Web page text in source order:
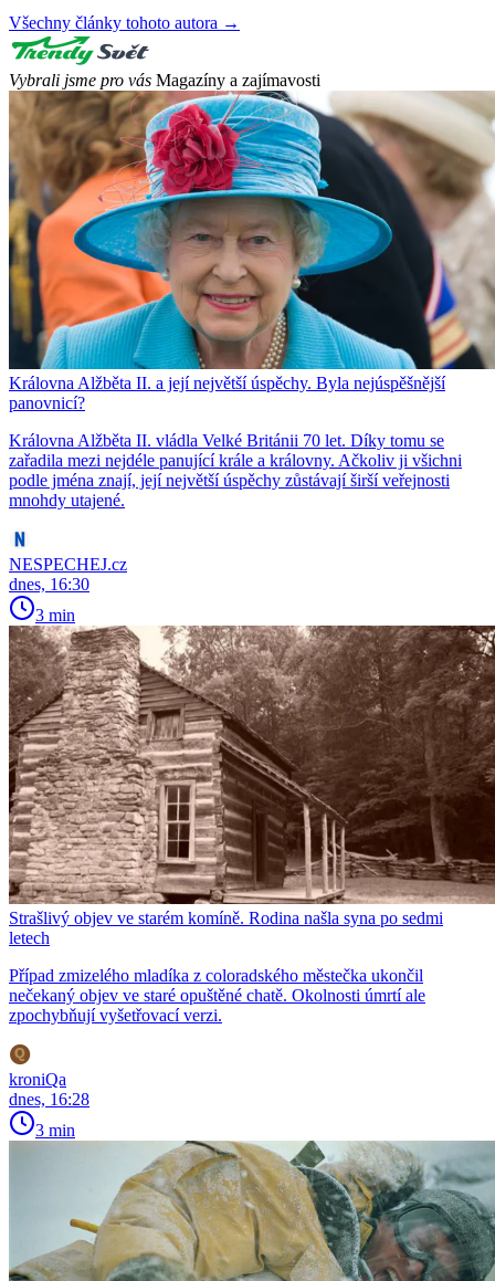
Všechny články tohoto autora →
Vybrali jsme pro vás Magazíny a zajímavosti
Královna Alžběta II. a její největší úspěchy. Byla nejúspěšnější
panovnicí?
Královna Alžběta II. vládla Velké Británii 70 let. Díky tomu se
zařadila mezi nejdéle panující krále a královny. Ačkoliv ji všichni
podle jména znají, její největší úspěchy zůstávají širší veřejnosti
mnohdy utajené.
NESPECHEJ.cz
dnes, 16:30
3 min
Strašlivý objev ve starém komíně. Rodina našla syna po sedmi
letech
Případ zmizelého mladíka z coloradského městečka ukončil
nečekaný objev ve staré opuštěné chatě. Okolnosti úmrtí ale
zpochybňují vyšetřovací verzi.
kroniQa
dnes, 16:28
3 min